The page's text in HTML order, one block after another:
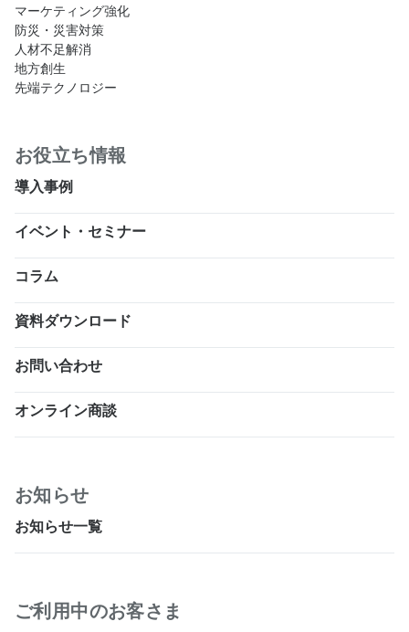
マーケティング強化
防災・災害対策
人材不足解消
地方創生
先端テクノロジー
お役立ち情報
導入事例
イベント・セミナー
コラム
資料ダウンロード
お問い合わせ
オンライン商談
お知らせ
お知らせ一覧
ご利用中のお客さま